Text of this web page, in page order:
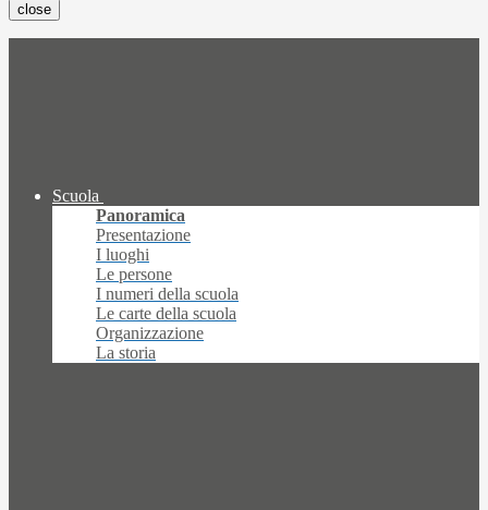
close
Scuola
Panoramica
Presentazione
I luoghi
Le persone
I numeri della scuola
Le carte della scuola
Organizzazione
La storia